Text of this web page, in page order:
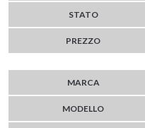
STATO
PREZZO
MARCA
MODELLO